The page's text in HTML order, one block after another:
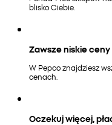
blisko Ciebie.
Zawsze niskie ceny
W Pepco znajdziesz
cenach.
Oczekuj więcej,